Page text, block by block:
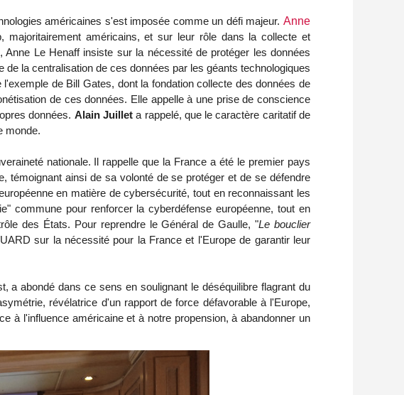
américaines s'est imposée comme un défi majeur. Anne
américains, et sur leur rôle dans la collecte et
Anne Le Henaff insiste sur la nécessité de protéger les données
de la centralisation de ces données par les géants technologiques
l'exemple de Bill Gates, dont la fondation collecte des données de
de ces données. Elle appelle à une prise de conscience
données. Alain Juillet a rappelé, que le caractère caritatif de
monde.
nationale. Il rappelle que la France a été le premier pays
, témoignant ainsi de sa volonté de se protéger et de se défendre
en matière de cybersécurité, tout en reconnaissant les
communepour renforcer la cyberdéfense européenne, tout en
des États. Pour reprendre le Général de Gaulle, "Le bouclier
sur la nécessité pour la France et l'Europe de garantir leur
a abondé dans ce sens en soulignant le déséquilibre flagrant du
révélatrice d'un rapport de force défavorable à l'Europe,
à l'influence américaine et à notre propension, à abandonner un